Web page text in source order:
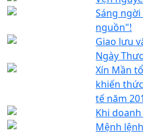
Sáng
nguồn"!
Giao lưu
Ngày
Xín Mần
khiến
tế năm
Khi
Mệnh